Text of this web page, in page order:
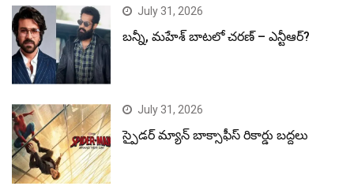
July 31, 2026
బన్నీ, మహేశ్ బాటలో చరణ్ – ఎన్టీఆర్?
July 31, 2026
స్పైడర్ మ్యాన్ బాక్సాఫీస్ రికార్డు బద్దలు